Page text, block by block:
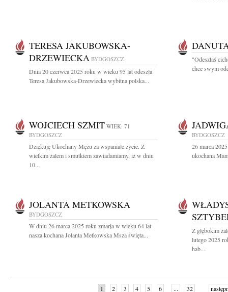
TERESA JAKUBOWSKA-
DRZEWIECKA BYDGOSZCZ
Dnia 20 czerwca 2025 roku w wieku 95 lat odeszła
Teresa Jakubowska-Drzewiecka wybitna polska...
"Odeszłaś
chce swym
WOJCIECH SZMIT WIEK: 71
BYDGOSZCZ
Dziękuję Ukochany Mężu za wspaniałe życie. Z
wielkim żalem i smutkiem zawiadamiamy, iż w dniu
10...
BYDGOSZCZ
26 marca
ukochana
JOLANTA METKOWSKA
BYDGOSZCZ
W dniu 26 marca 2025 roku zmarła w wieku 64 lat
nasza kochana Jolanta Metkowska Msza święta...
Z głębokim
lutego 2025
hab....
1 2 3 4 5 6 ... 32